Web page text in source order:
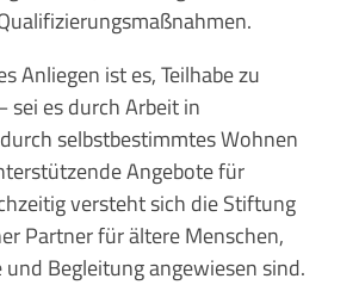
Anliegen ist es, Teilhabe zu
sei es durch Arbeit in
selbstbestimmtes Wohnen
Angebote für
versteht sich die Stiftung
Partner für ältere Menschen,
Begleitung angewiesen sind.